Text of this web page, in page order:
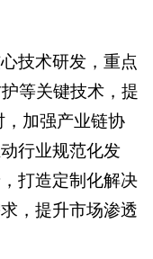
技术研发，重点
等关键技术，提
加强产业链协
行业规范化发
打造定制化解决
，提升市场渗透